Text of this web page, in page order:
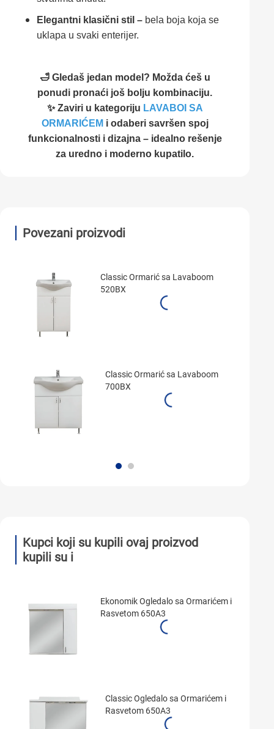
Elegantni klasični stil – bela boja koja se
uklapa u svaki enterijer.
🛁 Gledaš jedan model? Možda ćeš u
ponudi pronaći još bolju kombinaciju.
✨ Zaviri u kategoriju LAVABOI SA
ORMARIĆEM i odaberi savršen spoj
funkcionalnosti i dizajna – idealno rešenje
za uredno i moderno kupatilo.
Povezani proizvodi
Classic Ormarić sa Lavaboom
520BX
Classic Ormarić sa Lavaboom
700BX
Kupci koji su kupili ovaj proizvod
kupili su i
Ekonomik Ogledalo sa Ormarićem i
Rasvetom 650A3
Classic Ogledalo sa Ormarićem i
Rasvetom 650A3